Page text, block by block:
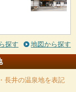
探す 地図から探す
長井の温泉地を表記